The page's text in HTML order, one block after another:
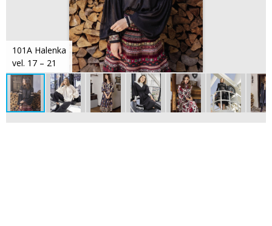
101A Halenka
vel. 17 – 21